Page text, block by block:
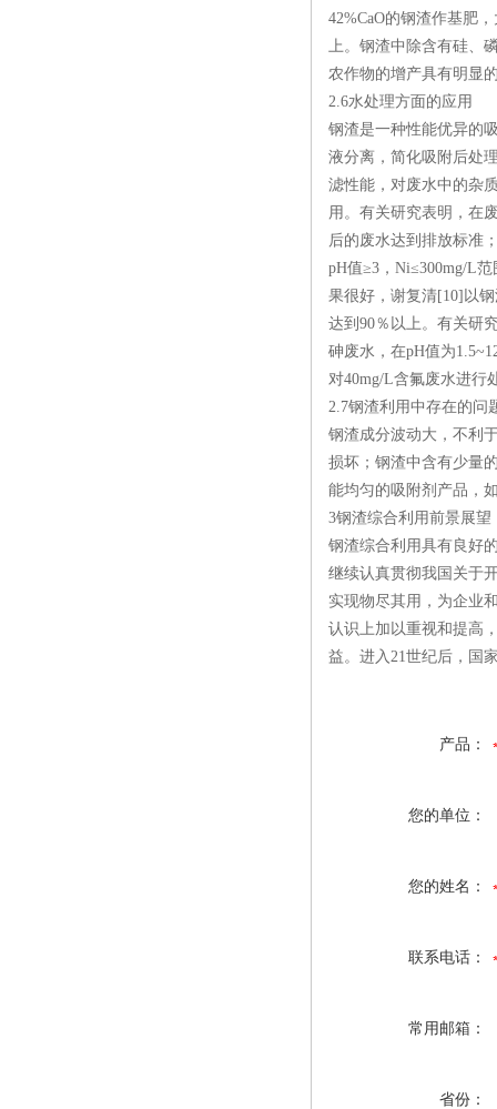
42%CaO的钢渣作基肥
上。钢渣中除含有硅、
农作物的增产具有明显
2.6水处理方面的应用
钢渣是一种性能优异的
液分离，简化吸附后处
滤性能，对废水中的杂
用。有关研究表明，在
后的废水达到排放标准
pH值≥3，Ni≤300mg/L
果很好，谢复清[10]以
达到90％以上。有关研
砷废水，在pH值为
对40mg/L含氟废水进行
2.7钢渣利用中存在的问
钢渣成分波动大，不利
损坏；钢渣中含有少量
能均匀的吸附剂产品，
3钢渣综合利用前景展望
钢渣综合利用具有良好
继续认真贯彻我国关于
实现物尽其用，为企业
认识上加以重视和提高
益。进入21世纪后，国
产品：
您的单位：
您的姓名：
联系电话：
常用邮箱：
省份：